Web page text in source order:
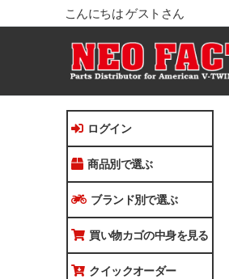
こんにちは ゲストさん
ログイン
商品別で選ぶ
ブランド別で選ぶ
買い物カゴの中身を見る
クイックオーダー